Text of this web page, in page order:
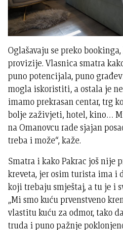
Oglašavaju se preko
provizije. Vlasnica smatra
puno potencijala, puno
mogla iskoristiti, a ostala je
imamo prekrasan centar, trg
bolje zaživjeti, hotel, kino…
na Omanovcu rade sjajan
treba i može“, kaže.
Smatra i kako Pakrac još nije
kreveta, jer osim turista ima i
koji trebaju smještaj, a tu je i
„Mi smo kuću prvenstveno
vlastitu kuću za odmor, tako
truda i puno pažnje